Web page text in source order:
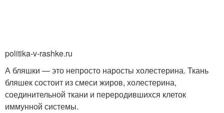
politika-v-rashke.ru
А бляшки — это непросто наросты холестерина. Ткань
бляшек состоит из смеси жиров, холестерина,
соединительной ткани и переродившихся клеток
иммунной системы.